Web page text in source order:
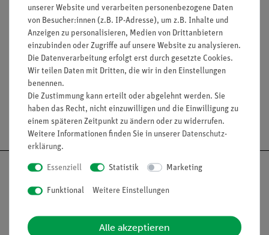
benötigt (nicht im Lieferumfang enthalten): Halter für die
Solarzelle 3,3 x 6,5 cm, mit Steckern (06752-08)
Zubehör
Versandkostenfrei ab 300,- €
unserer Website und verarbeiten personenbezogene Daten
von Besucher:innen (z.B. IP-Adresse), um z.B. Inhalte und
Anzeigen zu personalisieren, Medien von Drittanbietern
einzubinden oder Zugriffe auf unsere Website zu analysieren.
Die Datenverarbeitung erfolgt erst durch gesetzte Cookies.
Wir teilen Daten mit Dritten, die wir in den Einstellungen
benennen.
Die Zustimmung kann erteilt oder abgelehnt werden. Sie
haben das Recht, nicht einzuwilligen und die Einwilligung zu
einem späteren Zeitpunkt zu ändern oder zu widerrufen.
Weitere Informationen finden Sie in unserer Daten­schutz­
erklärung.
Essenziell Statistik Marketing
Funktional Weitere Einstellungen
Alle akzeptieren